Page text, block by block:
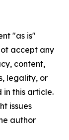
"as is"
accept any
content,
legality, or
this article.
issues
author